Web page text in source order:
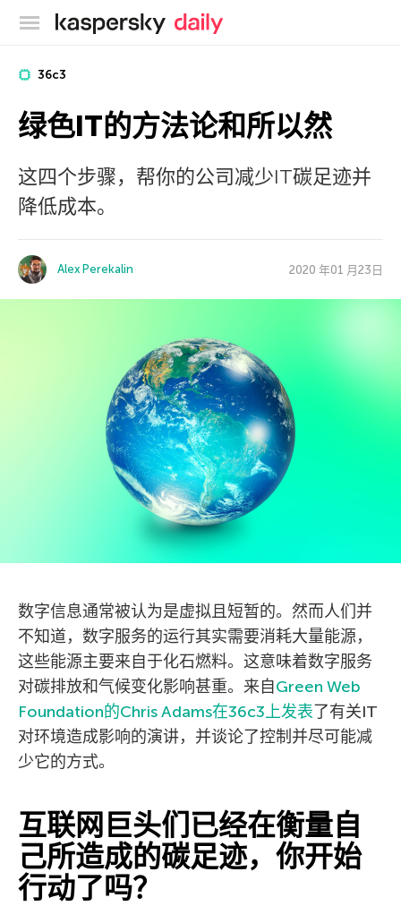
卡巴斯基官方博客
36c3
绿色IT的方法论和所以然
这四个步骤，帮你的公司减少IT碳足迹并
降低成本。
Alex Perekalin 2020 年01 月23日
数字信息通常被认为是虚拟且短暂的。然而人们并
不知道，数字服务的运行其实需要消耗大量能源，
这些能源主要来自于化石燃料。这意味着数字服务
对碳排放和气候变化影响甚重。来自Green Web
Foundation的Chris Adams在36c3上发表了有关IT
对环境造成影响的演讲，并谈论了控制并尽可能减
少它的方式。
互联网巨头们已经在衡量自
己所造成的碳足迹，你开始
行动了吗？